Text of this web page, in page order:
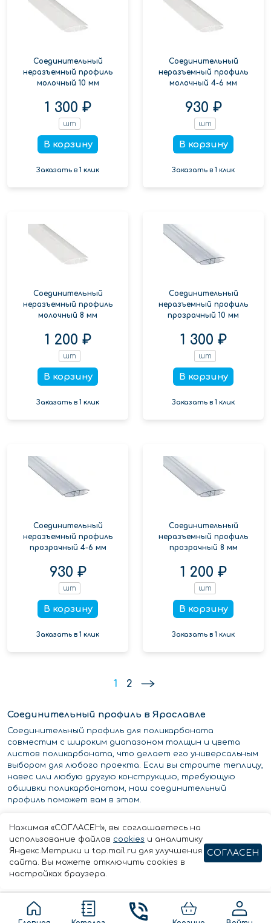
Соединительный
неразъемный профиль
молочный 10 мм
1 300 ₽
шт
В корзину
Заказать в 1 клик
Соединительный
неразъемный профиль
молочный 4-6 мм
930 ₽
шт
В корзину
Заказать в 1 клик
Соединительный
неразъемный профиль
молочный 8 мм
1 200 ₽
шт
В корзину
Заказать в 1 клик
Соединительный
неразъемный профиль
прозрачный 10 мм
1 300 ₽
шт
В корзину
Заказать в 1 клик
Соединительный
неразъемный профиль
прозрачный 4-6 мм
930 ₽
шт
В корзину
Заказать в 1 клик
Соединительный
неразъемный профиль
прозрачный 8 мм
1 200 ₽
шт
В корзину
Заказать в 1 клик
1 2
Соединительный профиль в Ярославле
Соединительный профиль для поликарбоната
совместим с широким диапазоном толщин и цвета
листов поликарбоната, что делает его универсальным
выбором для любого проекта. Если вы строите теплицу,
навес или любую другую конструкцию, требующую
обшивки поликарбонатом, наш соединительный
профиль поможет вам в этом.
отделку, но и придает эстетичный вид вашей
конструкции. Классический дизайн соединительного
профиля для поликарбоната дополняет любой
архитектурный стиль..
Нажимая «СОГЛАСЕН», вы соглашаетесь на
использование файлов cookies и аналитику
Яндекс.Метрики и top.mail.ru для улучшения
сайта. Вы можете отключить cookies в
настройках браузера.
СОГЛАСЕН